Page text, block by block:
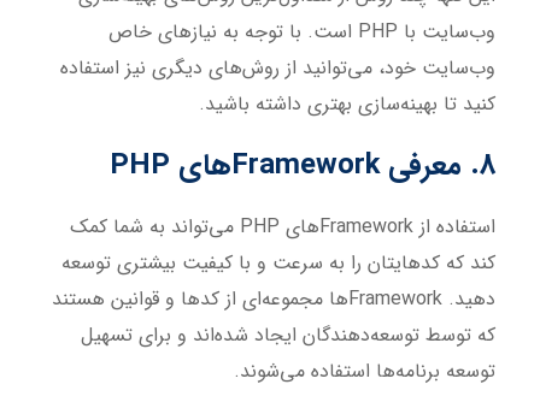
وب‌سایت با PHP است. با توجه به نیازهای خاص
وب‌سایت خود، می‌توانید از روش‌های دیگری نیز استفاده
کنید تا بهینه‌سازی بهتری داشته باشید.
8. معرفی Framework‌های PHP
استفاده از Framework‌های PHP می‌تواند به شما کمک
کند که کدهایتان را به سرعت و با کیفیت بیشتری توسعه
دهید. Framework‌ها مجموعه‌ای از کدها و قوانین هستند
که توسط توسعه‌دهندگان ایجاد شده‌اند و برای تسهیل
توسعه برنامه‌ها استفاده می‌شوند.